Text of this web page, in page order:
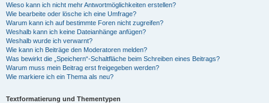
Wieso kann ich nicht mehr Antwortmöglichkeiten erstellen?
Wie bearbeite oder lösche ich eine Umfrage?
Warum kann ich auf bestimmte Foren nicht zugreifen?
Weshalb kann ich keine Dateianhänge anfügen?
Weshalb wurde ich verwarnt?
Wie kann ich Beiträge den Moderatoren melden?
Was bewirkt die „Speichern“-Schaltfläche beim Schreiben eines Beitrags?
Warum muss mein Beitrag erst freigegeben werden?
Wie markiere ich ein Thema als neu?
Textformatierung und Thementypen